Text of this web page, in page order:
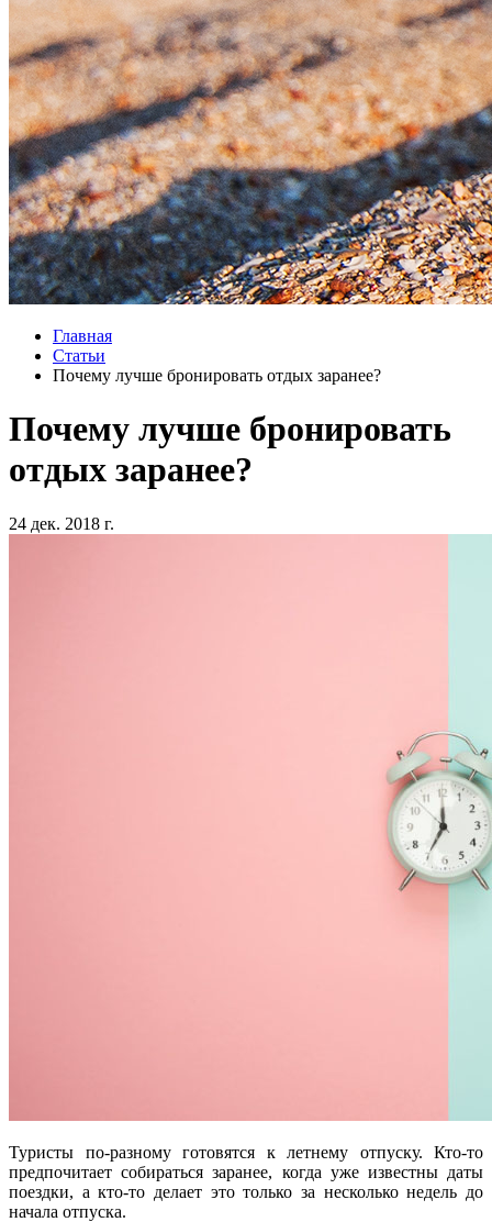
Главная
Статьи
Почему лучше бронировать отдых заранее?
Почему лучше бронировать
отдых заранее?
24 дек. 2018 г.
Туристы по-разному готовятся к летнему отпуску. Кто-то
предпочитает собираться заранее, когда уже известны даты
поездки, а кто-то делает это только за несколько недель до
начала отпуска.